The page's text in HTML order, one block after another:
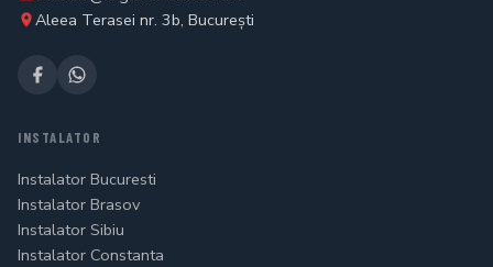
Aleea Terasei nr. 3b, București
INSTALATOR
Instalator Bucuresti
Instalator Brasov
Instalator Sibiu
Instalator Constanta